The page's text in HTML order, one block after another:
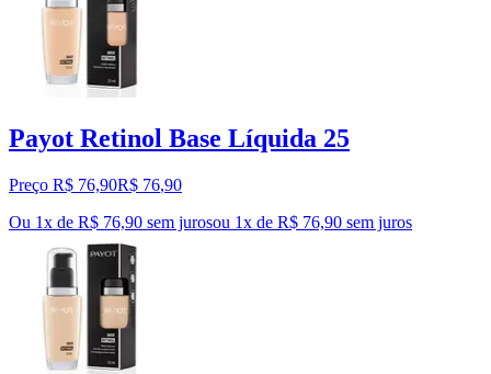
Payot Retinol Base Líquida 25
Preço R$ 76,90R$ 76,90
Ou 1x de R$ 76,90 sem jurosou 1x de R$ 76,90 sem juros